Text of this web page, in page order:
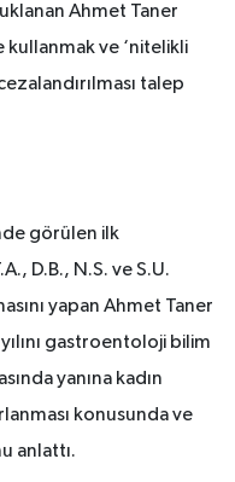
Ahmet Taner
ve ‘nitelikli
talep
görülen ilk
D.B., N.S. ve S.U.
yapan Ahmet Taner
gastroentoloji bilim
yanına kadın
konusunda ve
anlattı.